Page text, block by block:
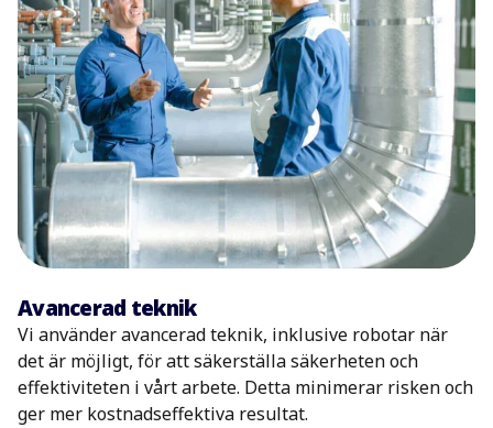
Avancerad teknik
Vi använder avancerad teknik, inklusive robotar när
det är möjligt, för att säkerställa säkerheten och
effektiviteten i vårt arbete. Detta minimerar risken och
ger mer kostnadseffektiva resultat.